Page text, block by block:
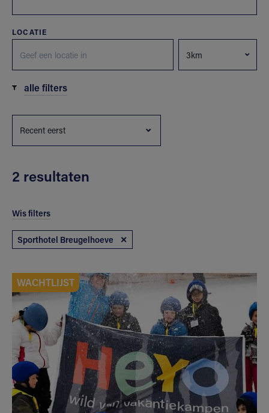
LOCATIE
alle filters
2 resultaten
Wis filters
Sporthotel Breugelhoeve ✕
WACHTLIJST